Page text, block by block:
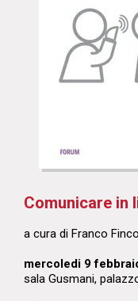
Comunicare in
a cura di Franco
mercoledi 9
sala Gusmani,